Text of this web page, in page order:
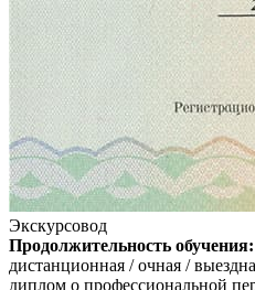
Экскурсовод
Продолжительность обучения:
дистанционная / очная /
диплом о профессиональной